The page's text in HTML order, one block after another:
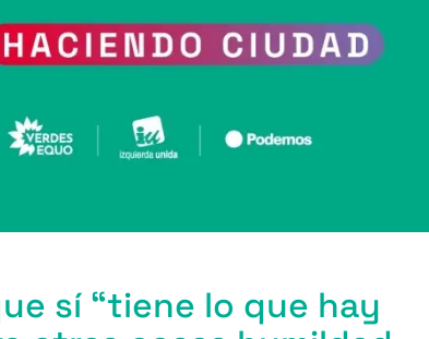
sí “tiene lo que hay